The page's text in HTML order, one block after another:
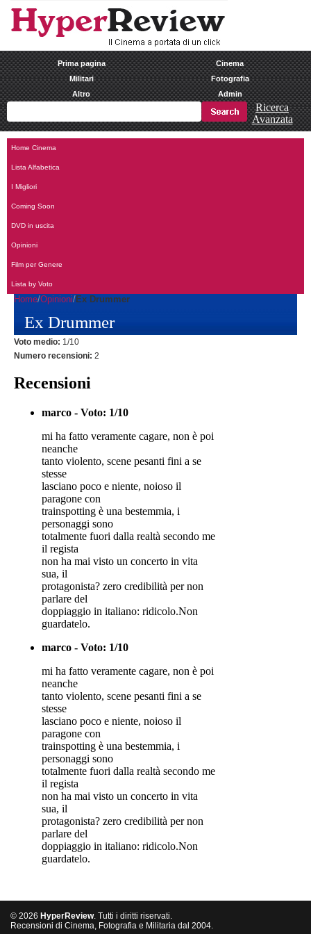
Prima pagina
Cinema
Militari
Fotografia
Altro
Admin
Ricerca
Avanzata
Home Cinema
Lista Alfabetica
I Migliori
Coming Soon
DVD in uscita
Opinioni
Film per Genere
Lista by Voto
Home Opinioni Ex Drummer
Ex Drummer
Voto medio: 1/10
Numero recensioni: 2
Recensioni
marco - Voto: 1/10
mi ha fatto veramente cagare, non è poi
neanche
tanto violento, scene pesanti fini a se
stesse
lasciano poco e niente, noioso il
paragone con
trainspotting è una bestemmia, i
personaggi sono
totalmente fuori dalla realtà secondo me
il regista
non ha mai visto un concerto in vita
sua, il
protagonista? zero credibilità per non
parlare del
doppiaggio in italiano: ridicolo.Non
guardatelo.
marco - Voto: 1/10
mi ha fatto veramente cagare, non è poi
neanche
tanto violento, scene pesanti fini a se
stesse
lasciano poco e niente, noioso il
paragone con
trainspotting è una bestemmia, i
personaggi sono
totalmente fuori dalla realtà secondo me
il regista
non ha mai visto un concerto in vita
sua, il
protagonista? zero credibilità per non
parlare del
doppiaggio in italiano: ridicolo.Non
guardatelo.
© 2026 HyperReview. Tutti i diritti riservati.
Recensioni di Cinema, Fotografia e Militaria dal 2004.